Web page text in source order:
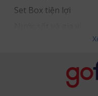
Set Box tiện lợi